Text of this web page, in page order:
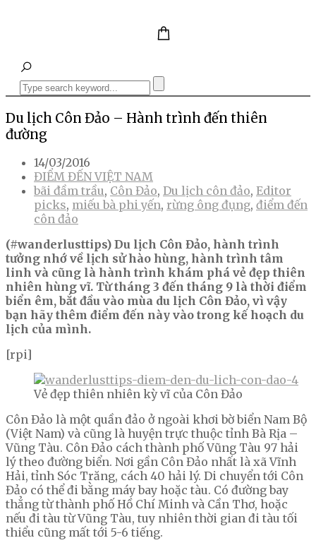
Du lịch Côn Đảo – Hành trình đến thiên
đường
14/03/2016
ĐIỂM ĐẾN VIỆT NAM
bãi đầm trầu, Côn Đảo, Du lịch côn đảo, Editor
picks, miếu bà phi yến, rừng ông đụng, điểm đến
côn đảo
(#wanderlusttips) Du lịch Côn Đảo, hành trình
tưởng nhớ về lịch sử hào hùng, hành trình tâm
linh và cũng là hành trình khám phá vẻ đẹp thiên
nhiên hùng vĩ. Từ tháng 3 đến tháng 9 là thời điểm
biển êm, bắt đầu vào mùa du lịch Côn Đảo, vì vậy
bạn hãy thêm điểm đến này vào trong kế hoạch du
lịch của mình.
[rpi]
Vẻ đẹp thiên nhiên kỳ vĩ của Côn Đảo
Côn Đảo là một quần đảo ở ngoài khơi bờ biển Nam Bộ
(Việt Nam) và cũng là huyện trực thuộc tỉnh Bà Rịa –
Vũng Tàu. Côn Đảo cách thành phố Vũng Tàu 97 hải
lý theo đường biển. Nơi gần Côn Đảo nhất là xã Vĩnh
Hải, tỉnh Sóc Trăng, cách 40 hải lý. Di chuyển tới Côn
Đảo có thể đi bằng máy bay hoặc tàu. Có đường bay
thẳng từ thành phố Hồ Chí Minh và Cần Thơ, hoặc
nếu đi tàu từ Vũng Tàu, tuy nhiên thời gian đi tàu tối
thiểu cũng mất tới 5-6 tiếng.